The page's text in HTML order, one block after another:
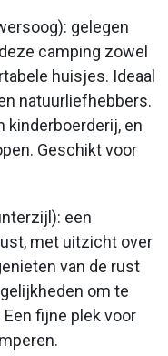
gelegen
camping zowel
huisjes. Ideaal
natuurliefhebbers.
kinderboerderij, en
Geschikt voor
een
met uitzicht over
van de rust
om te
fijne plek voor